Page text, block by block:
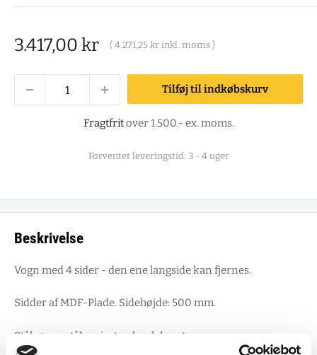
Salgspris
3.417,00 kr ( 4.271,25 kr inkl. moms )
Tilføj til indkøbskurv
Fragtfritover 1.500.- ex. moms.
Forventet leveringstid: 3 - 4 uger
Beskrivelse
Vogn med 4 sider - den ene langside kan fjernes.
Sidder af MDF-Plade. Sidehøjde: 500 mm.
Stålrør og stål svejset pulverlakeret